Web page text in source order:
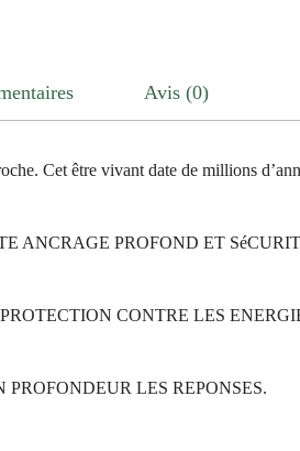
Avis (0)
Cet être vivant date de millions
ANCRAGE PROFOND ET
CONTRE LES
LES REPONSES.